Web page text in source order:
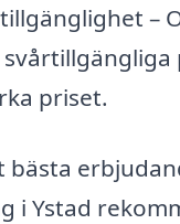
–
priset.
bästa
i Ystad